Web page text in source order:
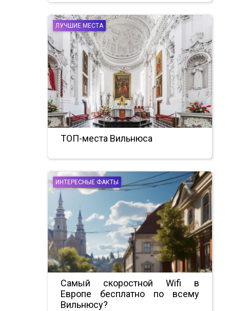
ЛУЧШИЕ МЕСТА
ТОП-места Вильнюса
ИНТЕРЕСНЫЕ ФАКТЫ
Самый скоростной Wifi в
Европе бесплатно по всему
Вильнюсу?